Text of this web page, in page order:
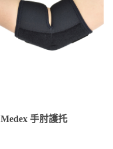
Medex 手肘護托